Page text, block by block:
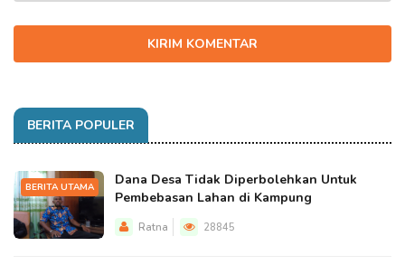
KIRIM KOMENTAR
BERITA POPULER
BERITA UTAMA
Dana Desa Tidak Diperbolehkan Untuk
Pembebasan Lahan di Kampung
Ratna 28845